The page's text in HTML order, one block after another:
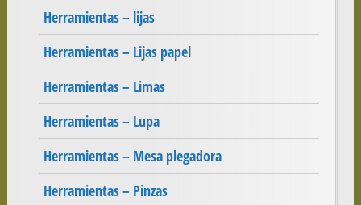
Herramientas – lijas
Herramientas – Lijas papel
Herramientas – Limas
Herramientas – Lupa
Herramientas – Mesa plegadora
Herramientas – Pinzas